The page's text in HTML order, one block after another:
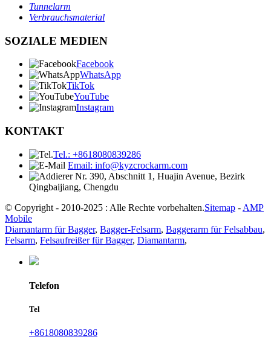
Tunnelarm
Verbrauchsmaterial
SOZIALE MEDIEN
Facebook
WhatsApp
TikTok
YouTube
Instagram
KONTAKT
Tel.: +8618080839286
Email: info@kyzcrockarm.com
Nr. 390, Abschnitt 1, Huajin Avenue, Bezirk
Qingbaijiang, Chengdu
© Copyright - 2010-2025 : Alle Rechte vorbehalten.Sitemap - AMP
Mobile
Diamantarm für Bagger, Bagger-Felsarm, Baggerarm für Felsabbau,
Felsarm, Felsaufreißer für Bagger, Diamantarm,
Telefon
Tel
+8618080839286